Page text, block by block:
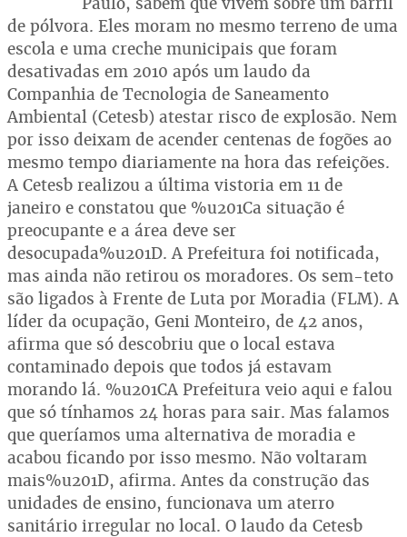
de pólvora. Eles moram no mesmo terreno de uma
escola e uma creche municipais que foram
desativadas em 2010 após um laudo da
Companhia de Tecnologia de Saneamento
Ambiental (Cetesb) atestar risco de explosão. Nem
por isso deixam de acender centenas de fogões ao
mesmo tempo diariamente na hora das refeições.
A Cetesb realizou a última vistoria em 11 de
janeiro e constatou que %u201Ca situação é
preocupante e a área deve ser
desocupada%u201D. A Prefeitura foi notificada,
mas ainda não retirou os moradores. Os sem-teto
são ligados à Frente de Luta por Moradia (FLM). A
líder da ocupação, Geni Monteiro, de 42 anos,
afirma que só descobriu que o local estava
contaminado depois que todos já estavam
morando lá. %u201CA Prefeitura veio aqui e falou
que só tínhamos 24 horas para sair. Mas falamos
que queríamos uma alternativa de moradia e
acabou ficando por isso mesmo. Não voltaram
mais%u201D, afirma. Antes da construção das
unidades de ensino, funcionava um aterro
sanitário irregular no local. O laudo da Cetesb